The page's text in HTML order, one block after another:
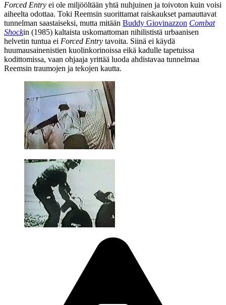
Forced Entry ei ole miljööltään yhtä nuhjuinen ja toivoton kuin voisi
aiheelta odottaa. Toki Reemsin suorittamat raiskaukset pamauttavat
tunnelman saastaiseksi, mutta mitään Buddy Giovinazzon Combat
Shockin (1985) kaltaista uskomattoman nihilististä urbaanisen
helvetin tuntua ei Forced Entry tavoita. Siinä ei käydä
huumausainenistien kuolinkorinoissa eikä kadulle tapetuissa
kodittomissa, vaan ohjaaja yrittää luoda ahdistavaa tunnelmaa
Reemsin traumojen ja tekojen kautta.